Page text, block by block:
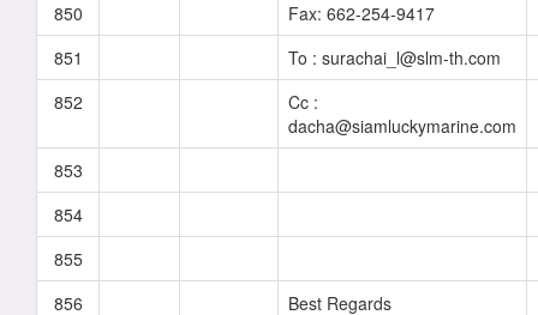
850
Fax: 662-254-9417
851
To : surachai_l@slm-th.com
852
Cc :
dacha@siamluckymarine.com
853
854
855
856
Best Regards